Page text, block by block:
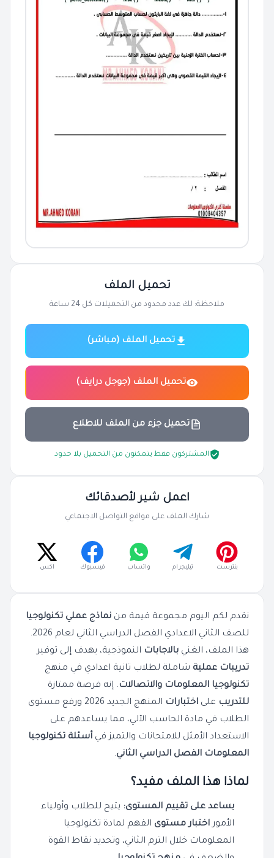
نقدم لكم اليوم مجموعة قيمة من نماذج عملي تكنولوجيا
للصف الثاني الاعدادي الفصل الدراسي الثاني لعام 2026.
هذا الملف، الغني بالاجابات النموذجية، يهدف إلى توفير
تدريبات عملية شاملة لطلاب تانية اعدادي في منهج
تكنولوجيا المعلومات والاتصالات. إنه فرصة ممتازة
للتدريب على اختبارات
المنهج الجديد 2026 ورفع مستوى
الطلاب في مادة الحاسب الآلي، مما يساعدهم على
الاستعداد الأمثل للامتحانات والتميز في أسئلة تكنولوجيا
المعلومات الفصل الدراسي الثاني.
لماذا هذا الملف مفيد؟
يساعد على تقييم المستوى: يتيح للطلاب وأولياء
الأموراختبار مستوى الفهم لمادة تكنولوجيا
المعلومات خلال الترم الثاني، وتحديد نقاط القوة
تحميل الملف
ملاحظة: لك عدد محدود من التحميلات كل 24 ساعة
تحميل الملف (مباشر)
تحميل الملف (جوجل درايف)
تحميل جزء من الملف للاطلاع
المشتركون فقط يتمكنون من التحميل بلا حدود
اعمل شير لأصدقائك
شارك الملف على مواقع التواصل الاجتماعي
بنترست تيليجرام واتساب فيسبوك اكس